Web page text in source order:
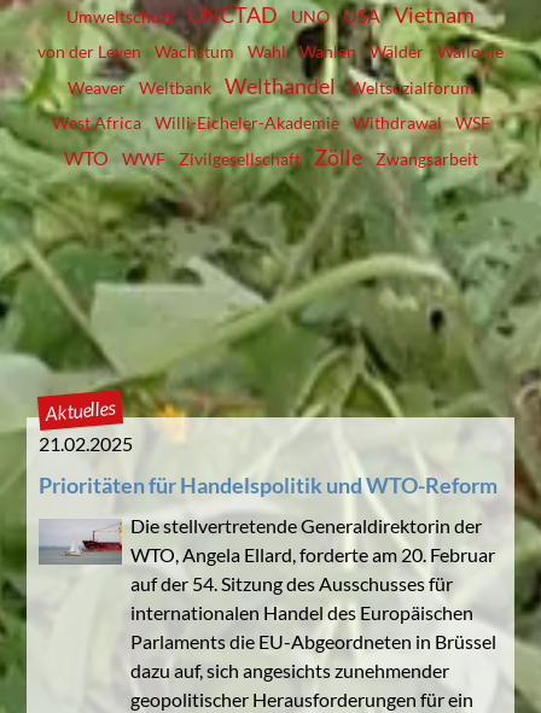
Umweltschutz
UNCTAD UNO USA Vietnam
von der Leyen Wachstum Wahl Wahlen Wälder
Wallonie
Weaver
Weltbank Welthandel
Weltsozialforum
West Africa
Willi-Eicheler-Akademie Withdrawal WSF
WTO WWF Zivilgesellschaft Zölle Zwangsarbeit
Aktuelles
21.02.2025
Prioritäten für Handelspolitik und WTO-Reform
Die stellvertretende Generaldirektorin der
WTO, Angela Ellard, forderte am 20. Februar
auf der 54. Sitzung des Ausschusses für
internationalen Handel des Europäischen
Parlaments die EU-Abgeordneten in Brüssel
dazu auf, sich angesichts zunehmender
geopolitischer Herausforderungen für ein